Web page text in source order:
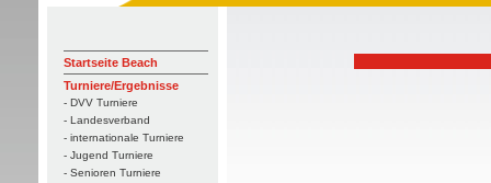
Startseite Beach
Turniere/Ergebnisse
- DVV Turniere
- Landesverband
- internationale Turniere
- Jugend Turniere
- Senioren Turniere